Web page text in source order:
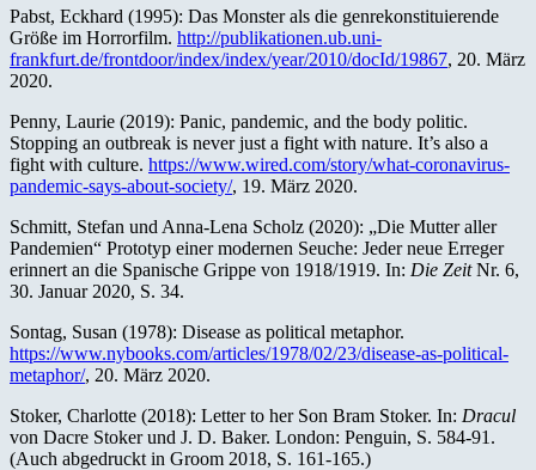
Pabst, Eckhard (1995): Das Monster als die genrekonstituierende
Größe im Horrorfilm. http://publikationen.ub.uni-
frankfurt.de/frontdoor/index/index/year/2010/docId/19867, 20. März
2020.
Penny, Laurie (2019): Panic, pandemic, and the body politic.
Stopping an outbreak is never just a fight with nature. It’s also a
fight with culture. https://www.wired.com/story/what-coronavirus-
pandemic-says-about-society/, 19. März 2020.
Schmitt, Stefan und Anna-Lena Scholz (2020): „Die Mutter aller
Pandemien“ Prototyp einer modernen Seuche: Jeder neue Erreger
erinnert an die Spanische Grippe von 1918/1919. In: Die ZeitNr. 6,
30. Januar 2020, S. 34.
Sontag, Susan (1978): Disease as political metaphor.
https://www.nybooks.com/articles/1978/02/23/disease-as-political-
metaphor/, 20. März 2020.
Stoker, Charlotte (2018): Letter to her Son Bram Stoker. In: Dracul
von Dacre Stoker und J. D. Baker. London: Penguin, S. 584-91.
(Auch abgedruckt in Groom 2018, S. 161-165.)